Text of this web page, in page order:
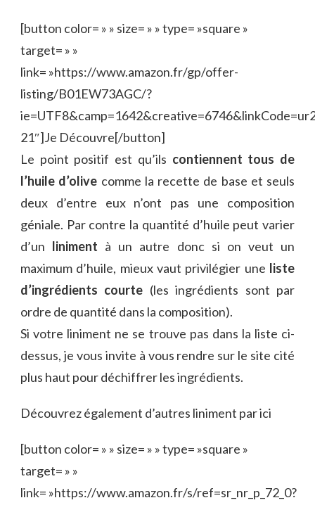
[button color= » » size= » » type= »square »
target= » »
link= »https://www.amazon.fr/gp/offer-
listing/B01EW73AGC/?
21″]Je Découvre[/button]
Le point positif est qu’ils contiennent tous de
l’huile d’olive comme la recette de base et seuls
deux d’entre eux n’ont pas une composition
géniale. Par contre la quantité d’huile peut varier
d’un liniment à un autre donc si on veut un
maximum d’huile, mieux vaut privilégier une liste
d’ingrédients courte (les ingrédients sont par
ordre de quantité dans la composition).
Si votre liniment ne se trouve pas dans la liste ci-
dessus, je vous invite à vous rendre sur le site cité
plus haut pour déchiffrer les ingrédients.
Découvrez également d’autres liniment par ici
[button color= » » size= » » type= »square »
target= » »
link= »https://www.amazon.fr/s/ref=sr_nr_p_72_0?